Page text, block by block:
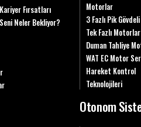
Fırsatları
Neler Bekliyor?
Motorlar
3 Fazlı Pik
Tek Fazlı Motorlar
Duman Tahliye
WAT EC Motor
Hareket Kontrol
Teknolojileri
Otonom